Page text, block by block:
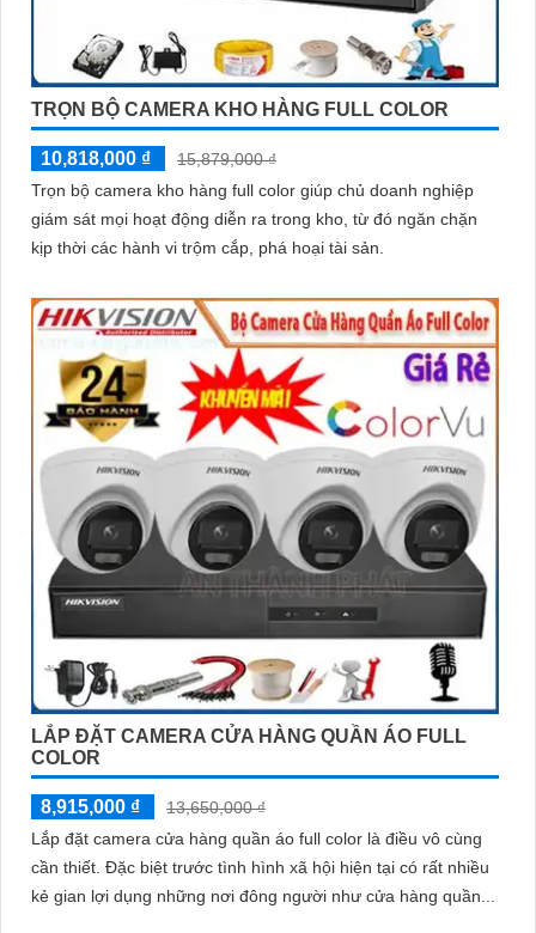
TRỌN BỘ CAMERA KHO HÀNG FULL COLOR
10,818,000 ₫
15,879,000 ₫
Trọn bộ camera kho hàng full color giúp chủ doanh nghiệp
giám sát mọi hoạt động diễn ra trong kho, từ đó ngăn chặn
kịp thời các hành vi trộm cắp, phá hoại tài sản.
LẮP ĐẶT CAMERA CỬA HÀNG QUẦN ÁO FULL
COLOR
8,915,000 ₫
13,650,000 ₫
Lắp đặt camera cửa hàng quần áo full color là điều vô cùng
cần thiết. Đặc biệt trước tình hình xã hội hiện tại có rất nhiều
kẻ gian lợi dụng những nơi đông người như cửa hàng quần...